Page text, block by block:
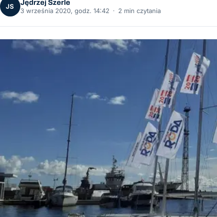
JS
Jędrzej Szerle
3 września 2020, godz. 14:42 · 2 min czytania